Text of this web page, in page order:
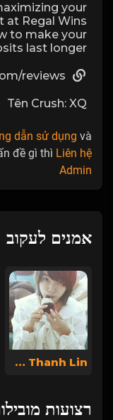
your
at Regal Wins
to make your
last longer.
reviews
Tên Crush: XQ
dẫn sử dụng và
đề gì thì Liên hệ
Admin
אמנים לעקוב
Dương Thanh Lin
רצועות